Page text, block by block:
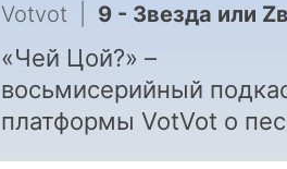
Votvot 9 - Звезда или Zвезда?
«Чей Цой?» –
восьмисерийный
платформы VotVot о